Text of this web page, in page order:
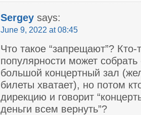
Sergey says:
June 9, 2022 at 08:45
Что такое “запрещают”?
популярности может
большой концертный зал
билеты хватает), но потом
дирекцию и говорит
деньги всем вернуть”?